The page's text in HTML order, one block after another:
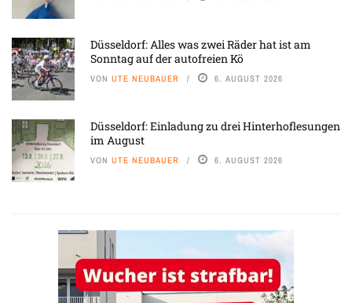
Düsseldorf: Alles was zwei Räder hat ist am
Sonntag auf der autofreien Kö
VON UTE NEUBAUER 6. AUGUST 2026
Düsseldorf: Einladung zu drei Hinterhoflesungen
im August
VON UTE NEUBAUER 6. AUGUST 2026